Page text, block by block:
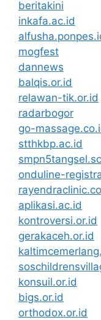
beritakini
inkafa.ac.id
mogfest
dannews
balqis.or.id
relawan-tik.or.id
radarbogor
go-
stthkbp.ac.id
onduline-
aplikasi.ac.id
kontroversi.or.id
gerakaceh.or.id
konsuil.or.id
bigs.or.id
orthodox.or.id